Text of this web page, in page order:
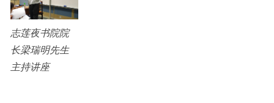
志莲夜书院院
长梁瑞明先生
主持讲座